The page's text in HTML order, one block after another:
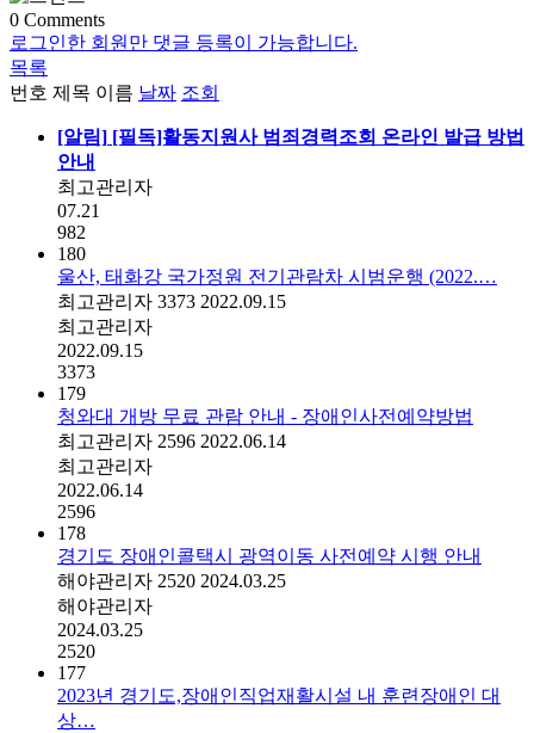
0 Comments
로그인한 회원만 댓글 등록이 가능합니다.
목록
번호 제목 이름 날짜 조회
[알림] [필독]활동지원사 범죄경력조회 온라인 발급 방법
안내
최고관리자
07.21
982
180
울산, 태화강 국가정원 전기관람차 시범운행 (2022.…
최고관리자 3373 2022.09.15
최고관리자
2022.09.15
3373
179
청와대 개방 무료 관람 안내 - 장애인사전예약방법
최고관리자 2596 2022.06.14
최고관리자
2022.06.14
2596
178
경기도 장애인콜택시 광역이동 사전예약 시행 안내
해야관리자 2520 2024.03.25
해야관리자
2024.03.25
2520
177
2023년 경기도,장애인직업재활시설 내 훈련장애인 대
상…